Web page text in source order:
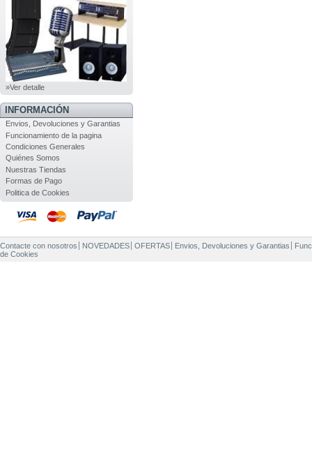
»Ver detalle
INFORMACIÓN
Envios, Devoluciones y Garantias
Funcionamiento de la pagina
Condiciones Generales
Quiénes Somos
Nuestras Tiendas
Formas de Pago
Politica de Cookies
Contacte con nosotros NOVEDADES OFERTAS Envios, Devoluciones y Garantias
de Cookies